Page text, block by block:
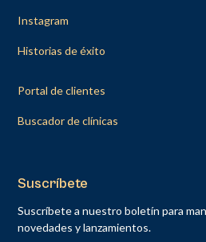
Instagram
Historias de éxito
Portal de clientes
Buscador de clínicas
Suscríbete
Suscríbete a nuestro boletín para
novedades y lanzamientos.